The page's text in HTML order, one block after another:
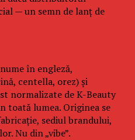
— un semn de lanț de
în engleză,
centella, orez) și
normalizate de K-Beauty
toată lumea. Originea se
sediul brandului,
Nu din „vibe”.